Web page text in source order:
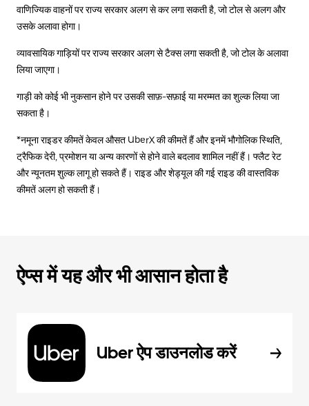
वाणिज्यिक वाहनों पर राज्य सरकार अलग से कर लगा सकती है, जो टोल से अलग और
उसके अलावा होगा।
व्यावसायिक गाड़ियों पर राज्य सरकार अलग से टैक्स लगा सकती है, जो टोल के अलावा
लिया जाएगा।
गाड़ी को कोई भी नुकसान होने पर उसकी साफ़-सफ़ाई या मरम्मत का शुल्क लिया जा
सकता है।
*नमूना राइडर कीमतें केवल औसत UberX की कीमतें हैं और इनमें भौगोलिक स्थिति,
ट्रैफिक देरी, प्रमोशन या अन्य कारणों से होने वाले बदलाव शामिल नहीं हैं। फ्लैट रेट
और न्यूनतम शुल्क लागू हो सकते हैं। राइड और शेड्यूल की गई राइड की वास्तविक
कीमतें अलग हो सकती हैं।
ऐप्स में यह और भी आसान होता है
Uber ऐप डाउनलोड करें